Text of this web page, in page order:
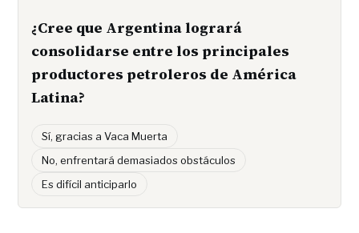
¿Cree que Argentina logrará
consolidarse entre los principales
productores petroleros de América
Latina?
Sí, gracias a Vaca Muerta
No, enfrentará demasiados obstáculos
Es difícil anticiparlo